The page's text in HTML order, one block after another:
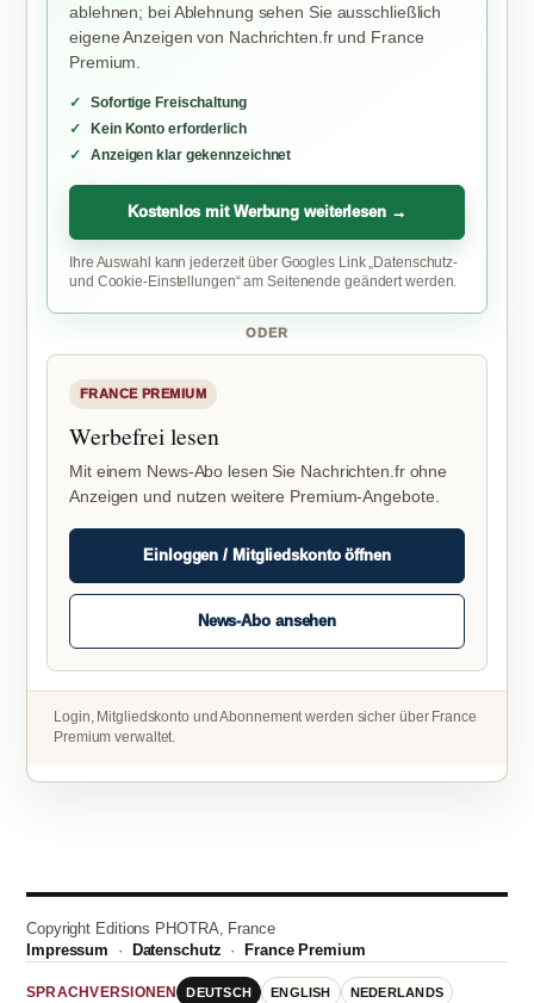
ablehnen; bei Ablehnung sehen Sie ausschließlich
eigene Anzeigen von Nachrichten.fr und France
Premium.
Sofortige Freischaltung
Kein Konto erforderlich
Anzeigen klar gekennzeichnet
Kostenlos mit Werbung weiterlesen →
Ihre Auswahl kann jederzeit über Googles Link „Datenschutz-
und Cookie-Einstellungen“ am Seitenende geändert werden.
ODER
FRANCE PREMIUM
Werbefrei lesen
Mit einem News-Abo lesen Sie Nachrichten.fr ohne
Anzeigen und nutzen weitere Premium-Angebote.
Einloggen / Mitgliedskonto öffnen
News-Abo ansehen
Login, Mitgliedskonto und Abonnement werden sicher über France
Premium verwaltet.
Copyright Editions PHOTRA, France
Impressum · Datenschutz · France Premium
SPRACHVERSIONEN DEUTSCH ENGLISH NEDERLANDS